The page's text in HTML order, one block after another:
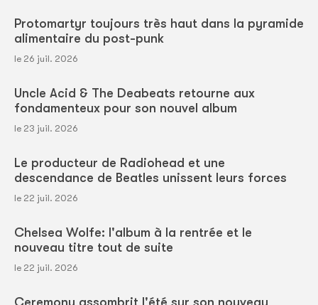
Protomartyr toujours très haut dans la pyramide
alimentaire du post-punk
le 26 juil. 2026
Uncle Acid & The Deabeats retourne aux
fondamenteux pour son nouvel album
le 23 juil. 2026
Le producteur de Radiohead et une
descendance de Beatles unissent leurs forces
le 22 juil. 2026
Chelsea Wolfe: l'album à la rentrée et le
nouveau titre tout de suite
le 22 juil. 2026